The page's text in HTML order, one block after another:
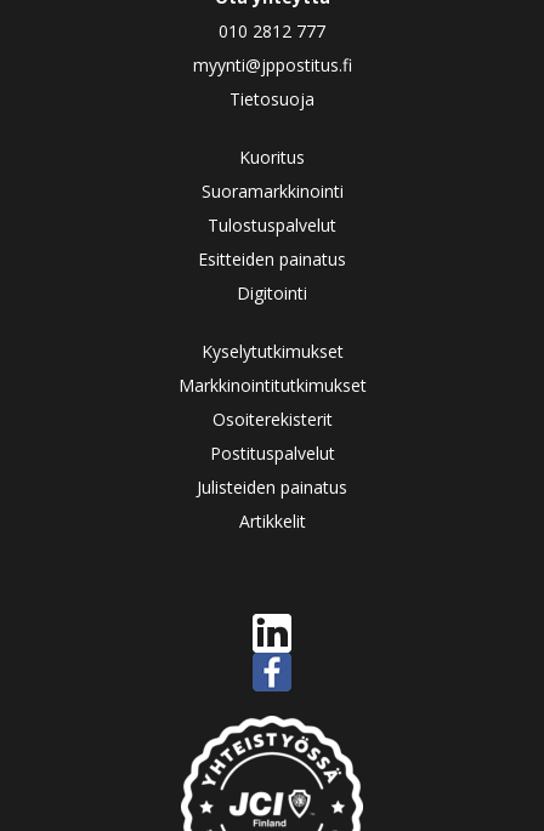
010 2812 777
myynti@jppostitus.fi
Tietosuoja
Kuoritus
Suoramarkkinointi
Tulostuspalvelut
Esitteiden painatus
Digitointi
Kyselytutkimukset
Markkinointitutkimukset
Osoiterekisterit
Postituspalvelut
Julisteiden painatus
Artikkelit